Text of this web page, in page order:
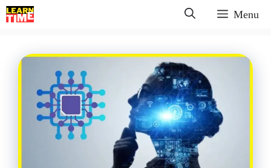
Skip
to
Menu